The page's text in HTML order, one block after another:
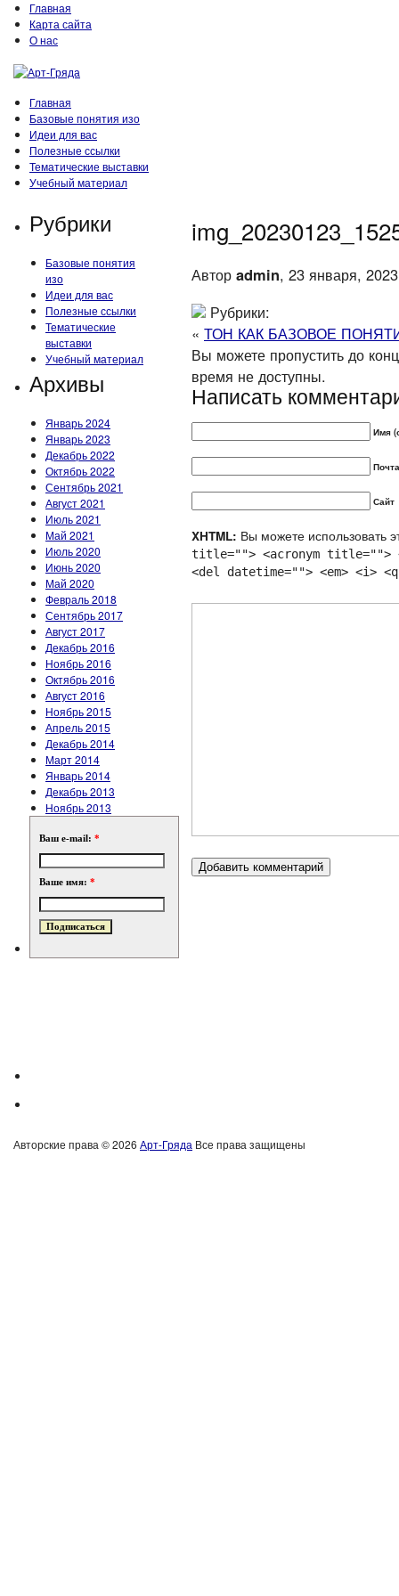
Главная
Карта сайта
О нас
Главная
Базовые понятия изо
Идеи для вас
Полезные ссылки
Тематические выставки
Учебный материал
Рубрики
Базовые понятия
изо
Идеи для вас
Полезные ссылки
Тематические
выставки
Учебный материал
Архивы
Январь 2024
Январь 2023
Декабрь 2022
Октябрь 2022
Сентябрь 2021
Август 2021
Июль 2021
Май 2021
Июль 2020
Июнь 2020
Май 2020
Февраль 2018
Сентябрь 2017
Август 2017
Декабрь 2016
Ноябрь 2016
Октябрь 2016
Август 2016
Ноябрь 2015
Апрель 2015
Декабрь 2014
Март 2014
Январь 2014
Декабрь 2013
Ноябрь 2013
Ваш e-mail: *
Ваше имя: *
Автор admin, 23 января, 2023
Рубрики:
« ТОН КАК БАЗОВОЕ
Вы можете пропустить до
время не доступны.
Написать
Имя
Сайт
XHTML: Вы можете использовать
title=""> <acronym title="">
<del datetime=""> <em> <i>
Авторские права © 2026 Арт-Гряда Все права защищены